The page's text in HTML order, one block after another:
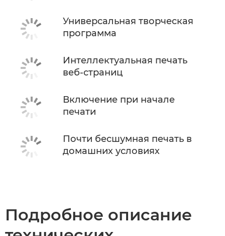
Универсальная творческая
программа
Интеллектуальная печать
веб-страниц
Включение при начале
печати
Почти бесшумная печать в
домашних условиях
Подробное описание